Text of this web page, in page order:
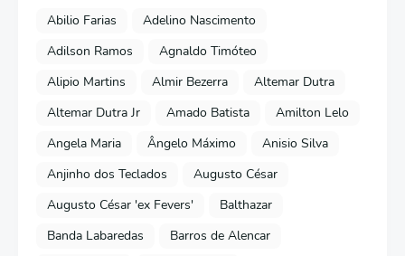
Abilio Farias
Adelino Nascimento
Adilson Ramos
Agnaldo Timóteo
Alipio Martins
Almir Bezerra
Altemar Dutra
Altemar Dutra Jr
Amado Batista
Amilton Lelo
Angela Maria
Ângelo Máximo
Anisio Silva
Anjinho dos Teclados
Augusto César
Augusto César 'ex Fevers'
Balthazar
Banda Labaredas
Barros de Alencar